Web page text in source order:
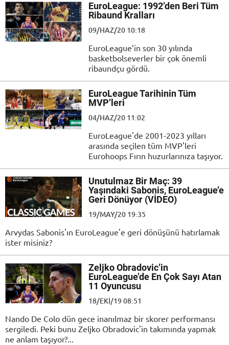
EuroLeague: 1992’den Beri Tüm
Ribaund Kralları
09/HAZ/20 10:18
EuroLeague’in son 30 yılında
basketbolseverler bir çok önemli
ribaundçu gördü.
EuroLeague Tarihinin Tüm
MVP’leri
04/HAZ/20 11:02
EuroLeague'de 2001-2023 yılları
arasında seçilen tüm MVP'leri
Eurohoops Fırın huzurlarınıza taşıyor.
Unutulmaz Bir Maç: 39
Yaşındaki Sabonis, EuroLeague’e
Geri Dönüyor (VİDEO)
19/MAY/20 19:35
Arvydas Sabonis'ın EuroLeague'e geri dönüşünü hatırlamak
ister misiniz?
Zeljko Obradovic’in
EuroLeague’de En Çok Sayı Atan
11 Oyuncusu
18/EKI/19 08:51
Nando De Colo dün gece inanılmaz bir skorer performansı
sergiledi. Peki bunu Zeljko Obradovic'in takımında yapmak
ne anlam taşıyor?...